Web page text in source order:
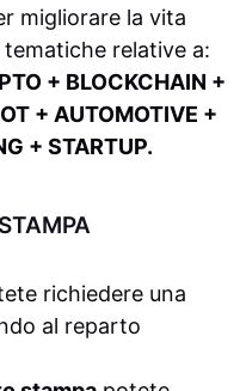
migliorare la vita
relative a:
+ BLOCKCHAIN +
+ AUTOMOTIVE +
+ STARTUP.
richiedere una
al reparto